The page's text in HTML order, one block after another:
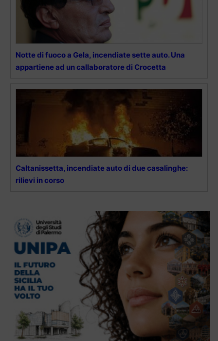
Notte di fuoco a Gela, incendiate sette auto. Una
appartiene ad un callaboratore di Crocetta
Caltanissetta, incendiate auto di due casalinghe:
rilievi in corso